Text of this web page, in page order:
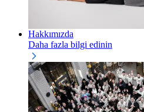
Hakkımızda
Daha fazla bilgi edinin